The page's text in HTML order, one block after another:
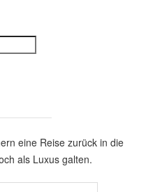
eine Reise zurück in die
als Luxus galten.